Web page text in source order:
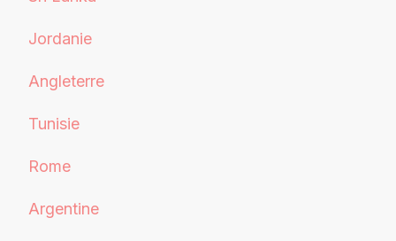
Jordanie
Angleterre
Tunisie
Rome
Argentine